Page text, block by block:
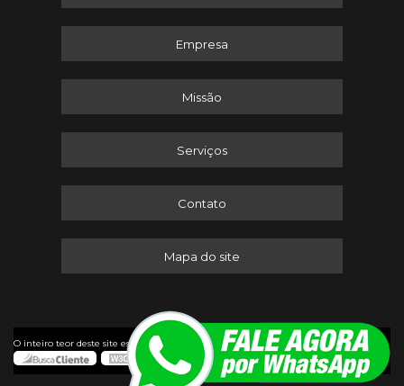
Empresa
Missão
Serviços
Contato
Mapa do site
O inteiro teor deste site está sujeito à proteção de direitos autorais. Copyright ©
Itaserv Máquinas (Lei 9610 de 19/02/1998)